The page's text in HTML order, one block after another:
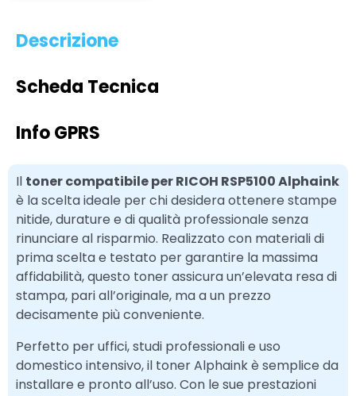
Descrizione
Scheda Tecnica
Info GPRS
Il toner compatibile per RICOH RSP5100 Alphaink
è la scelta ideale per chi desidera ottenere stampe
nitide, durature e di qualità professionale senza
rinunciare al risparmio. Realizzato con materiali di
prima scelta e testato per garantire la massima
affidabilità, questo toner assicura un’elevata resa di
stampa, pari all’originale, ma a un prezzo
decisamente più conveniente.
Perfetto per uffici, studi professionali e uso
domestico intensivo, il toner Alphaink è semplice da
installare e pronto all’uso. Con le sue prestazioni